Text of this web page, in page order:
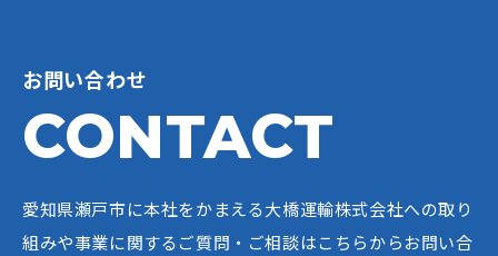
お問い合わせ
CONTACT
愛知県瀬戸市に本社をかまえる大橋運輸株式会社への取り
組みや事業に関するご質問・ご相談はこちらからお問い合